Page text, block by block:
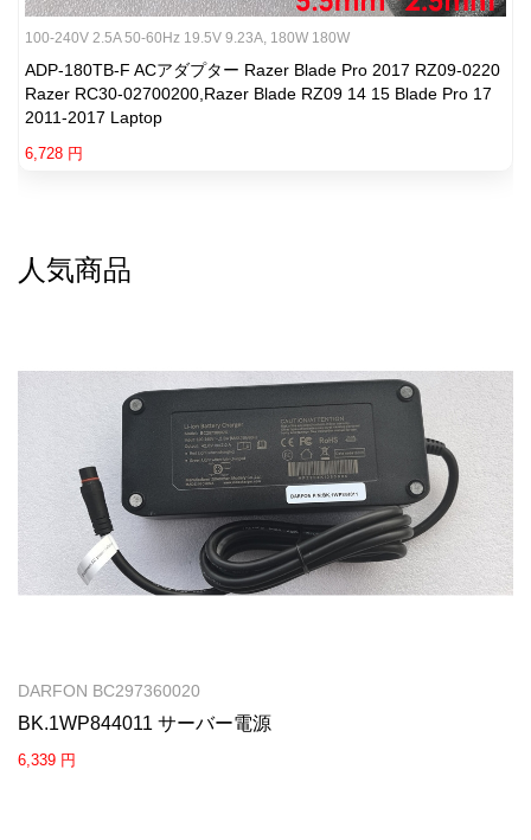
100-240V 2.5A 50-60Hz 19.5V 9.23A, 180W 180W
ADP-180TB-F ACアダプター Razer Blade Pro 2017 RZ09-0220
Razer RC30-02700200,Razer Blade RZ09 14 15 Blade Pro 17
2011-2017 Laptop
6,728 円
人気商品
DARFON BC297360020
BK.1WP844011 サーバー電源
6,339 円